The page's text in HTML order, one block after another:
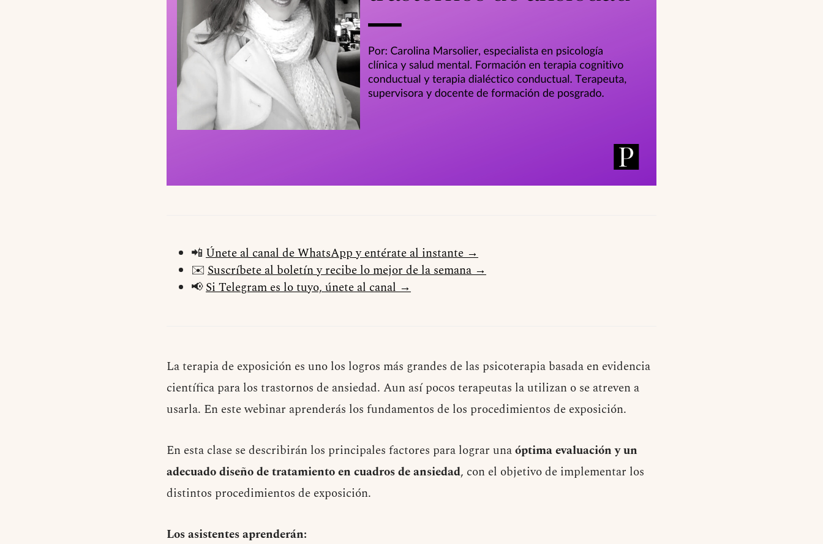
📲 Únete al canal de WhatsApp y entérate al instante →
✉️ Suscríbete al boletín y recibe lo mejor de la semana →
📢Si Telegram es lo tuyo, únete al canal →
La terapia de exposición es uno los logros más grandes de las psicoterapia basada en evidencia
científica para los trastornos de ansiedad. Aun así pocos terapeutas la utilizan o se atreven a
usarla. En este webinar aprenderás los fundamentos de los procedimientos de exposición.
En esta clase se describirán los principales factores para lograr unaóptima evaluación y un
adecuado diseño de tratamiento en cuadros de ansiedad, con el objetivo de implementar los
distintos procedimientos de exposición.
Los asistentes aprenderán: